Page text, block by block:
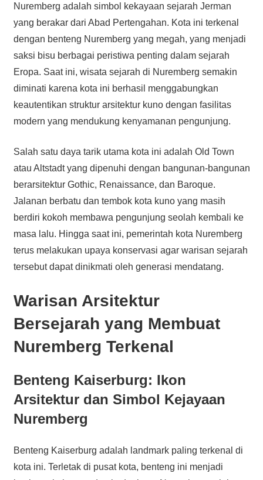
Nuremberg adalah simbol kekayaan sejarah Jerman
yang berakar dari Abad Pertengahan. Kota ini terkenal
dengan benteng Nuremberg yang megah, yang menjadi
saksi bisu berbagai peristiwa penting dalam sejarah
Eropa. Saat ini, wisata sejarah di Nuremberg semakin
diminati karena kota ini berhasil menggabungkan
keautentikan struktur arsitektur kuno dengan fasilitas
modern yang mendukung kenyamanan pengunjung.
Salah satu daya tarik utama kota ini adalah Old Town
atau Altstadt yang dipenuhi dengan bangunan-bangunan
berarsitektur Gothic, Renaissance, dan Baroque.
Jalanan berbatu dan tembok kota kuno yang masih
berdiri kokoh membawa pengunjung seolah kembali ke
masa lalu. Hingga saat ini, pemerintah kota Nuremberg
terus melakukan upaya konservasi agar warisan sejarah
tersebut dapat dinikmati oleh generasi mendatang.
Warisan Arsitektur
Bersejarah yang Membuat
Nuremberg Terkenal
Benteng Kaiserburg: Ikon
Arsitektur dan Simbol Kejayaan
Nuremberg
Benteng Kaiserburg adalah landmark paling terkenal di
kota ini. Terletak di pusat kota, benteng ini menjadi